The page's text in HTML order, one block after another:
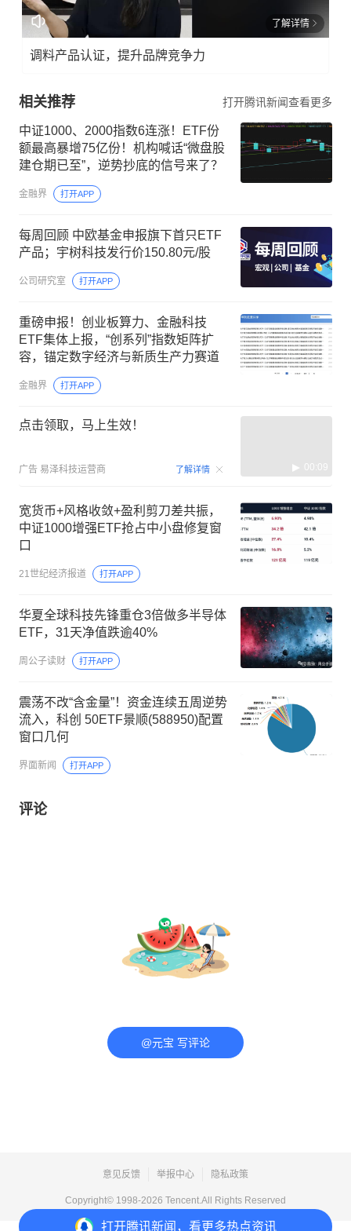
打开腾讯新闻，看更多热点资讯
了解详情
调料产品认证，提升品牌竞争力
相关推荐 打开腾讯新闻查看更多
中证1000、2000指数6连涨！ETF份
额最高暴增75亿份！机构喊话“微盘股
建仓期已至”，逆势抄底的信号来了？
金融界 打开APP
每周回顾 中欧基金申报旗下首只ETF
产品；宇树科技发行价150.80元/股
公司研究室 打开APP
重磅申报！创业板算力、金融科技
ETF集体上报，“创系列”指数矩阵扩
容，锚定数字经济与新质生产力赛道
金融界 打开APP
点击领取，马上生效！
广告 易泽科技运营商 了解详情 00:09
宽货币+风格收敛+盈利剪刀差共振，
中证1000增强ETF抢占中小盘修复窗
口
21世纪经济报道 打开APP
华夏全球科技先锋重仓3倍做多半导体
ETF，31天净值跌逾40%
周公子读财 打开APP
震荡不改“含金量”！资金连续五周逆势
流入，科创 50ETF景顺(588950)配置
窗口几何
界面新闻 打开APP
评论
@元宝 写评论
意见反馈 举报中心 隐私政策
Copyright© 1998-2026 Tencent.All Rights Reserved